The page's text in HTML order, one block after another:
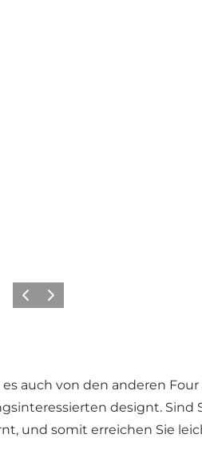
ZurückWeiter
auch von den anderen
designt.
und somit erreichen Sie